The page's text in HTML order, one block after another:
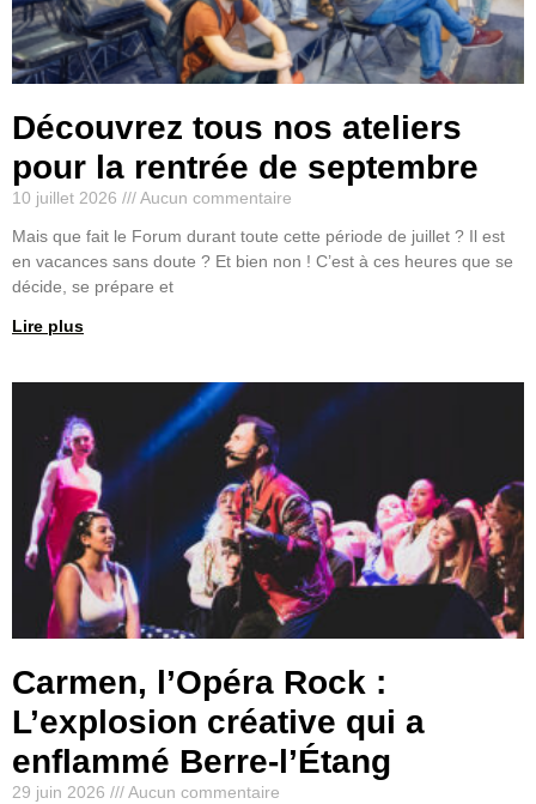
Découvrez tous nos ateliers
pour la rentrée de septembre
10 juillet 2026
Aucun commentaire
Mais que fait le Forum durant toute cette période de juillet ? Il est
en vacances sans doute ? Et bien non ! C’est à ces heures que se
décide, se prépare et
Lire plus
Carmen, l’Opéra Rock :
L’explosion créative qui a
enflammé Berre-l’Étang
29 juin 2026
Aucun commentaire